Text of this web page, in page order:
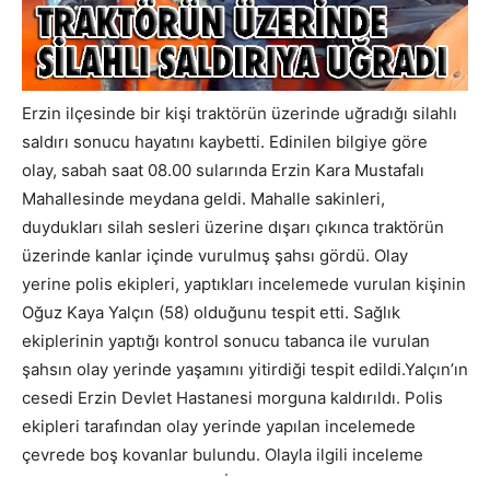
Erzin ilçesinde bir kişi traktörün üzerinde uğradığı silahlı
saldırı sonucu hayatını kaybetti. Edinilen bilgiye göre
olay, sabah saat 08.00 sularında Erzin Kara Mustafalı
Mahallesinde meydana geldi. Mahalle sakinleri,
duydukları silah sesleri üzerine dışarı çıkınca traktörün
üzerinde kanlar içinde vurulmuş şahsı gördü. Olay
yerine polis ekipleri, yaptıkları incelemede vurulan kişinin
Oğuz Kaya Yalçın (58) olduğunu tespit etti. Sağlık
ekiplerinin yaptığı kontrol sonucu tabanca ile vurulan
şahsın olay yerinde yaşamını yitirdiği tespit edildi.Yalçın’ın
cesedi Erzin Devlet Hastanesi morguna kaldırıldı. Polis
ekipleri tarafından olay yerinde yapılan incelemede
çevrede boş kovanlar bulundu. Olayla ilgili inceleme